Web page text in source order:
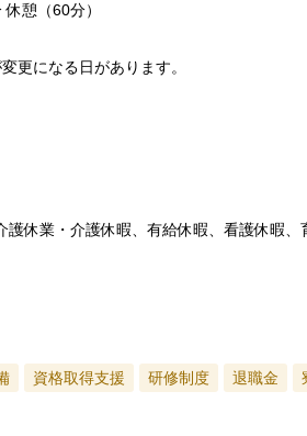
憩（60分）
更になる日があります。
護休業・介護休暇、有給休暇、看護休暇、
資格取得支援 研修制度 退職金